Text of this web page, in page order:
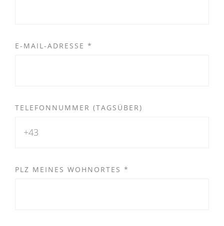
E-MAIL-ADRESSE *
TELEFONNUMMER (TAGSÜBER)
PLZ MEINES WOHNORTES *